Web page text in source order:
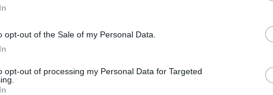
opt-out of the Sale of my Personal Data.
opt-out of processing my Personal Data for Targeted
έρευνα της ασφάλειας Τρίπολης,